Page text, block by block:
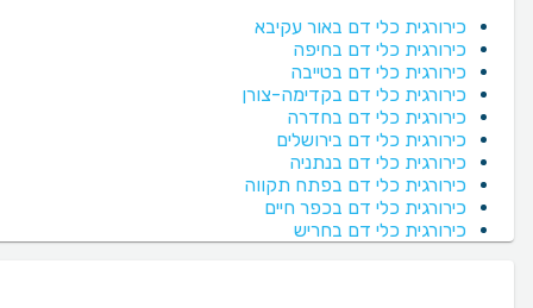
כירורגית כלי דם באור עקיבא
כירורגית כלי דם בחיפה
כירורגית כלי דם בטייבה
כירורגית כלי דם בקדימה-צורן
כירורגית כלי דם בחדרה
כירורגית כלי דם בירושלים
כירורגית כלי דם בנתניה
כירורגית כלי דם בפתח תקווה
כירורגית כלי דם בכפר חיים
כירורגית כלי דם בחריש